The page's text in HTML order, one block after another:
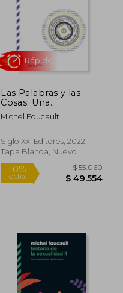
Rápido
Las Palabras y las
Cosas. Una
Arqueología de las
Ciencias Humanas
Michel Foucault
Siglo Xxi Editores, 2022,
Tapa Blanda, Nuevo